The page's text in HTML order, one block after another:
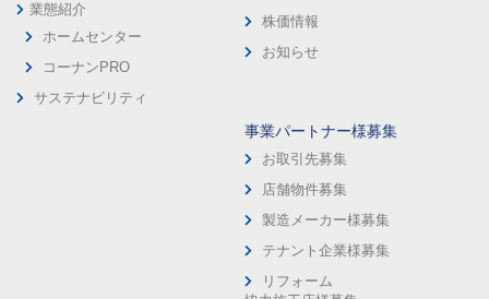
業態紹介
ホームセンター
コーナンPRO
サステナビリティ
株価情報
お知らせ
事業パートナー様募集
お取引先募集
店舗物件募集
製造メーカー様募集
テナント企業様募集
リフォーム